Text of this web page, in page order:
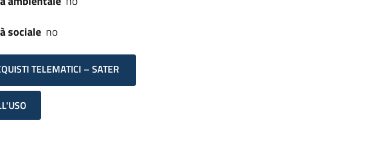
sociale no
TELEMATICI – SATER